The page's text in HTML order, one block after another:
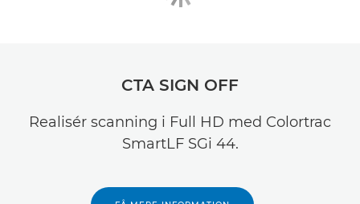
CTA SIGN OFF
Realisér scanning i Full HD med Colortrac
SmartLF SGi 44.